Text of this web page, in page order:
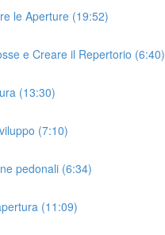
le Aperture (19:52)
e Creare il Repertorio (6:40)
(13:30)
(7:10)
pedonali (6:34)
(11:09)